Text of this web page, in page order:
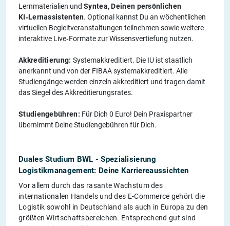
Lernmaterialien und Syntea, Deinen persönlichen
KI‑Lernassistenten. Optional kannst Du an wöchentlichen
virtuellen Begleitveranstaltungen teilnehmen sowie weitere
interaktive Live‑Formate zur Wissensvertiefung nutzen.
Akkreditierung: Systemakkreditiert. Die IU ist staatlich
anerkannt und von der FIBAA systemakkreditiert. Alle
Studiengänge werden einzeln akkreditiert und tragen damit
das Siegel des Akkreditierungsrates.
Studiengebühren: Für Dich 0 Euro! Dein Praxispartner
übernimmt Deine Studiengebühren für Dich.
Duales Studium BWL - Spezialisierung
Logistikmanagement: Deine Karriereaussichten
Vor allem durch das rasante Wachstum des
internationalen Handels und des E-Commerce gehört die
Logistik sowohl in Deutschland als auch in Europa zu den
größten Wirtschaftsbereichen. Entsprechend gut sind